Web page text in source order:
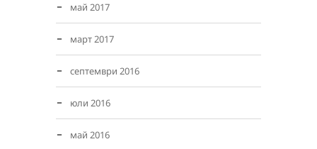
май 2017
март 2017
септември 2016
юли 2016
май 2016